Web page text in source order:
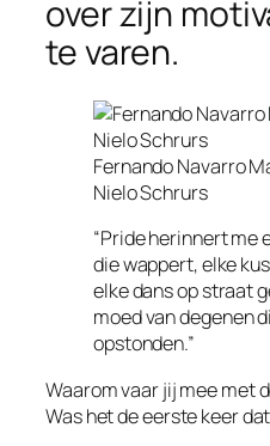
over zijn
te varen.
Fernando Navarro
Nielo Schrurs
“Pride herinnert me
die wappert, elke
elke dans op straat
moed van degenen
opstonden.”
Waarom vaar jij mee met
Was het de eerste keer